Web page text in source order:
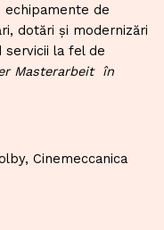
echipamente de
dotări și modernizări
servicii la fel de
Masterarbeit în
Cinemeccanica